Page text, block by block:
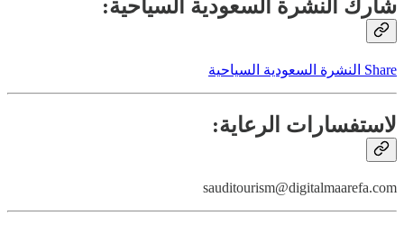
شارك النشرة السعودية السياحية:
Share النشرة السعودية السياحية
لاستفسارات الرعاية:
sauditourism@digitalmaarefa.com